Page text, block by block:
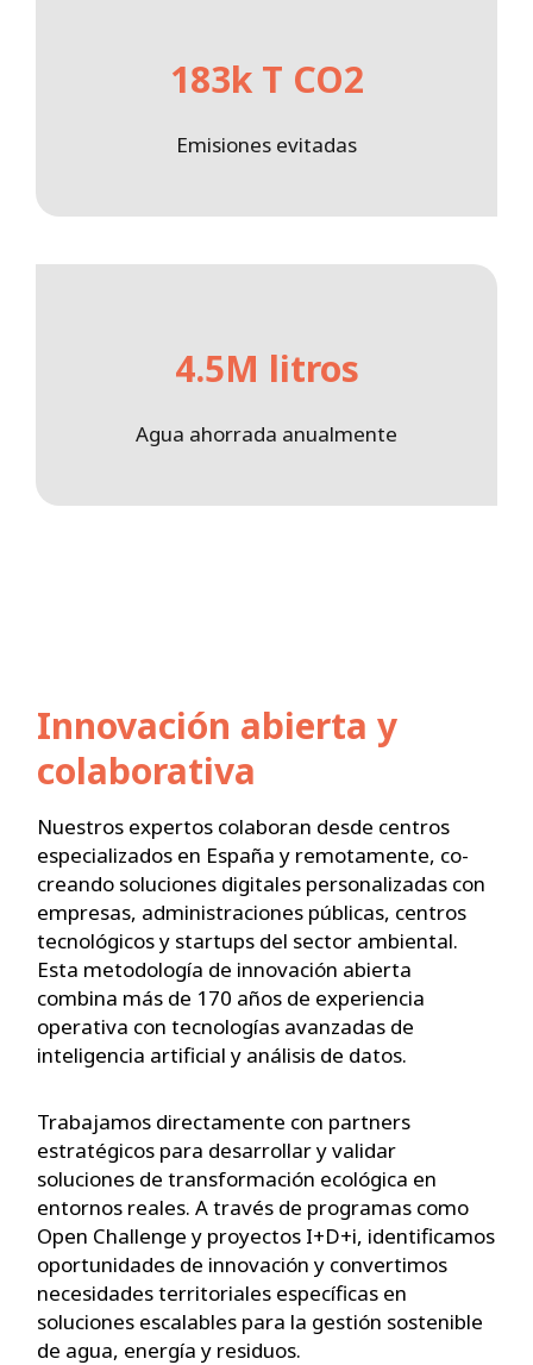
183k T CO2
Emisiones evitadas
4.5M litros
Agua ahorrada anualmente
Innovación abierta y
colaborativa
Nuestros expertos colaboran desde centros
especializados en España y remotamente, co-
creando soluciones digitales personalizadas con
empresas, administraciones públicas, centros
tecnológicos y startups del sector ambiental.
Esta metodología de innovación abierta
combina más de 170 años de experiencia
operativa con tecnologías avanzadas de
inteligencia artificial y análisis de datos.
Trabajamos directamente con partners
estratégicos para desarrollar y validar
soluciones de transformación ecológica en
entornos reales. A través de programas como
Open Challenge y proyectos I+D+i, identificamos
oportunidades de innovación y convertimos
necesidades territoriales específicas en
soluciones escalables para la gestión sostenible
de agua, energía y residuos.